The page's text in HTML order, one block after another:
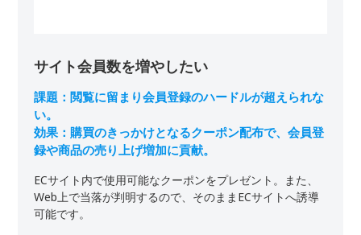
サイト会員数を増やしたい
課題：閲覧に留まり会員登録のハードルが超えられな
い。
効果：購買のきっかけとなるクーポン配布で、会員登
録や商品の売り上げ増加に貢献。
ECサイト内で使用可能なクーポンをプレゼント。また、
Web上で当落が判明するので、そのままECサイトへ誘導
可能です。